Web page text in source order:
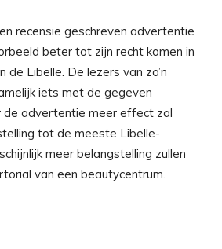
recensie geschreven advertentie
beter tot zijn recht komen in
de Libelle. De lezers van zo’n
iets met de gegeven
advertentie meer effect zal
tot de meeste Libelle-
meer belangstelling zullen
van een beautycentrum.